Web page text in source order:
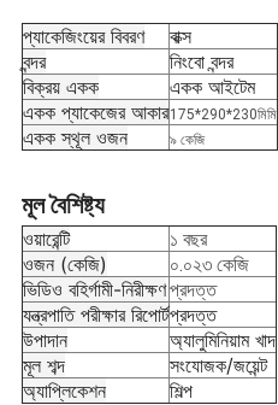
প্যাকেজিংয়ের বিবরণ
বাক্স
বন্দর
নিংবো বন্দর
বিক্রয় একক
একক আইটেম
একক প্যাকেজের আকার175*290*230মিমি
একক স্থূল ওজন ৯ কেজি
মূল বৈশিষ্ট্য
ওয়ারেন্টি ১ বছর
ওজন (কেজি) ০.০২৩ কেজি
ভিডিও বহির্গামী-নিরীক্ষণপ্রদত্ত
যন্ত্রপাতি পরীক্ষার রিপোর্টপ্রদত্ত
উপাদান
অ্যালুমিনিয়াম খাদ
মূল শব্দ
সংযোজক/জয়েন্ট
অ্যাপ্লিকেশন
শিল্প